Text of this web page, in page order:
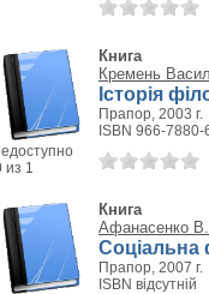
из 1
Книга
Кремень
Історія
Прапор, 2003 г.
ISBN 966-7880-
Книга
Афанасенко
Соціальна
Прапор, 2007 г.
ISBN відсутній